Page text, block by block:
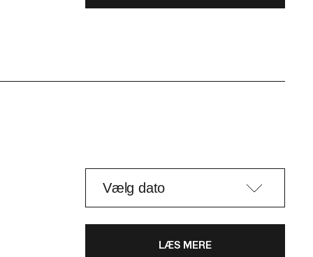
LÆS MERE